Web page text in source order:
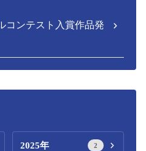
コンテスト入賞作品発
2025年 2